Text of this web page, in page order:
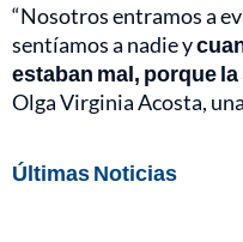
“Nosotros entramos a
sentíamos a nadie y
estaban mal, porque
Olga Virginia Acosta,
Últimas Noticias